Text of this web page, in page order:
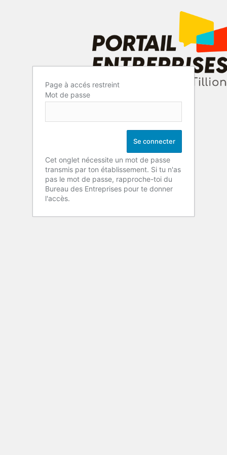
Page à accés restreint
Mot de passe
Cet onglet nécessite un mot de passe
transmis par ton établissement. Si tu n'as
pas le mot de passe, rapproche-toi du
Bureau des Entreprises pour te donner
l'accès.